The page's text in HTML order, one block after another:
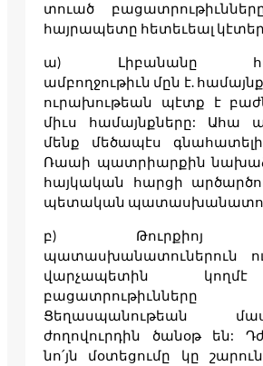
տուած
հայրապետը հետեւեալ
ա) Լիբանանը
ամբողջութիւն մըն է.
ուրախութեան պէտք է
միւս համայնքները: Ահա
մենք մեծապէս
Ռաաի պատրիարքին
հայկական հարցի
պետական
բ) Թուրքիոյ
պատասխանատուներուն
վարչապետին
բացատրութիւնները
Ցեղասպանութեան
ժողովուրդին ծանօթ են:
նո՛յն մօտեցումը կը